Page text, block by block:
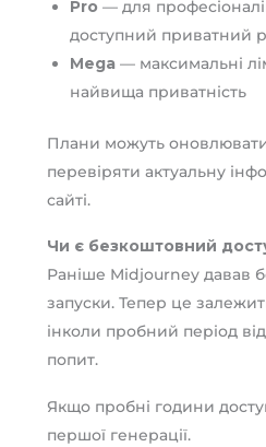
Pro — для
доступний приватний
Mega— максимальні
найвища приватність
Плани можуть
перевіряти актуальну
сайті.
Чи є безкоштовний
Раніше Midjourney давав
запуски. Тепер це
інколи пробний період
попит.
Якщо пробні години
першої генерації.